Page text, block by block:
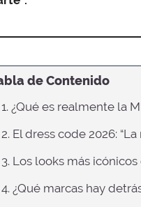
de Contenido
1. ¿Qué es realmente la
2. El dress code 2026:
3. Los looks más
4. ¿Qué marcas hay